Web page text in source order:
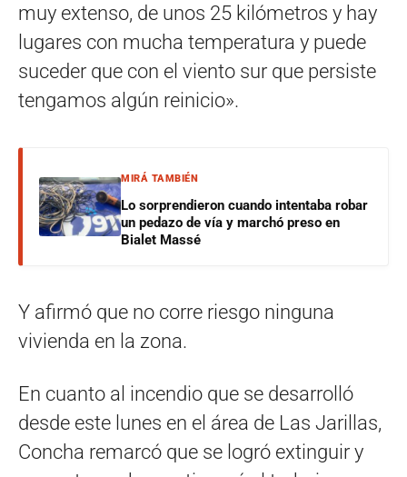
muy extenso, de unos 25 kilómetros y hay
lugares con mucha temperatura y puede
suceder que con el viento sur que persiste
tengamos algún reinicio».
MIRÁ TAMBIÉN
Lo sorprendieron cuando intentaba robar
un pedazo de vía y marchó preso en
Bialet Massé
Y afirmó que no corre riesgo ninguna
vivienda en la zona.
En cuanto al incendio que se desarrolló
desde este lunes en el área de Las Jarillas,
Concha remarcó que se logró extinguir y